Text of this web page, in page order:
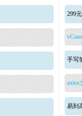
299
手写
axios
易到